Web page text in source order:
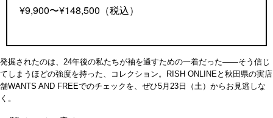
¥9,900〜¥148,500（税込）
発掘されたのは、24年後の私たちが袖を通すための一着だった――そう信じ
てしまうほどの強度を持った、コレクション。RISH ONLINEと秋田県の実店
舗WANTS AND FREEでのチェックを、ぜひ5月23日（土）からお見逃しな
く。